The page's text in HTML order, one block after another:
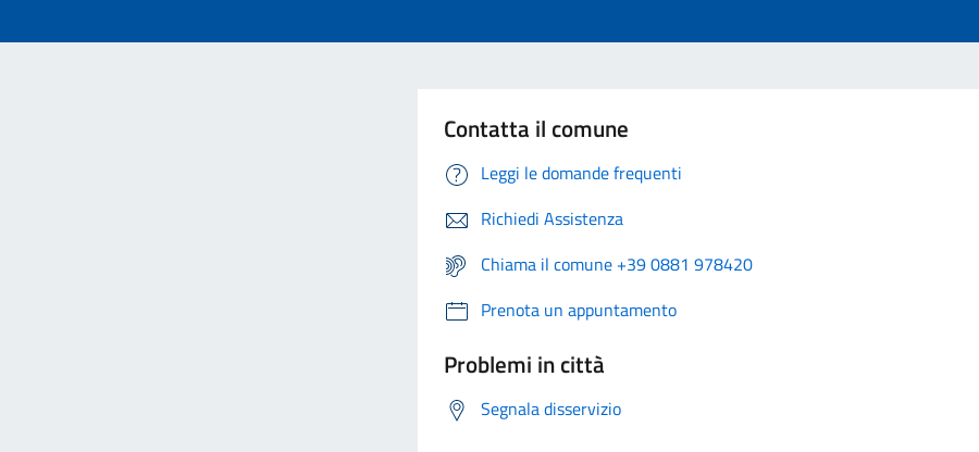
Contatta il comune
Leggi le domande frequenti
Richiedi Assistenza
Chiama il comune +39 0881 978420
Prenota un appuntamento
Problemi in città
Segnala disservizio